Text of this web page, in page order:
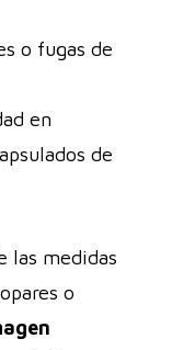
o fugas de
en
de
las medidas
o